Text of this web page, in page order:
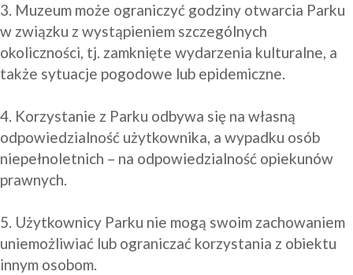
3. Muzeum może ograniczyć godziny otwarcia Parku
w związku z wystąpieniem szczególnych
okoliczności, tj. zamknięte wydarzenia kulturalne, a
także sytuacje pogodowe lub epidemiczne.
4. Korzystanie z Parku odbywa się na własną
odpowiedzialność użytkownika, a wypadku osób
niepełnoletnich – na odpowiedzialność opiekunów
prawnych.
5. Użytkownicy Parku nie mogą swoim zachowaniem
uniemożliwiać lub ograniczać korzystania z obiektu
innym osobom.